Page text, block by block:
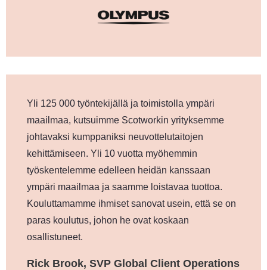
Yli 125 000 työntekijällä ja toimistolla ympäri
maailmaa, kutsuimme Scotworkin yrityksemme
johtavaksi kumppaniksi neuvottelutaitojen
kehittämiseen. Yli 10 vuotta myöhemmin
työskentelemme edelleen heidän kanssaan
ympäri maailmaa ja saamme loistavaa tuottoa.
Kouluttamamme ihmiset sanovat usein, että se on
paras koulutus, johon he ovat koskaan
osallistuneet.
Rick Brook, SVP Global Client Operations